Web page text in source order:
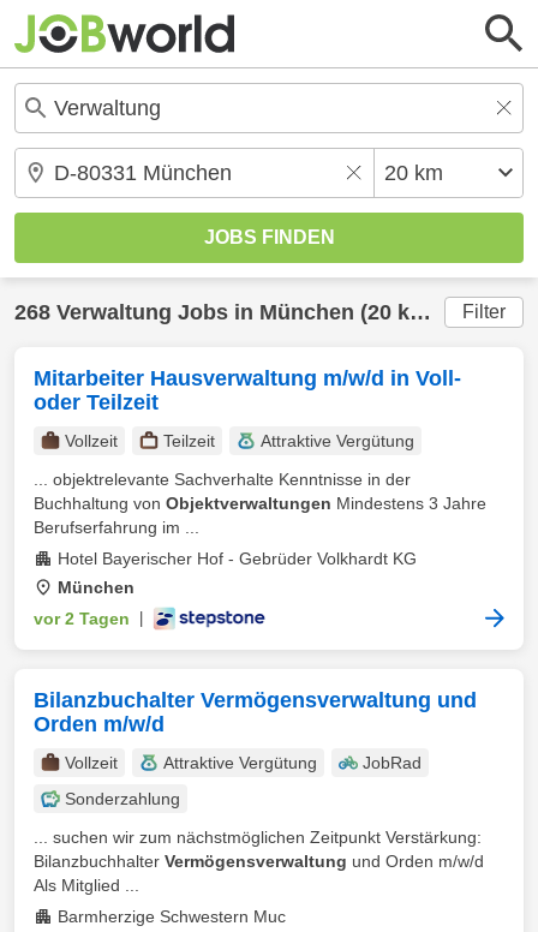
268 Verwaltung Jobs in München (20 km) gefunden Filter
Mitarbeiter Hausverwaltung m/w/d in Voll-
oder Teilzeit
Vollzeit Teilzeit
Attraktive Vergütung
... objektrelevante Sachverhalte Kenntnisse in der
Buchhaltung von Objektverwaltungen Mindestens 3 Jahre
Berufserfahrung im ...
Hotel Bayerischer Hof - Gebrüder Volkhardt KG
München
vor 2 Tagen
Bilanzbuchalter Vermögensverwaltung und
Orden m/w/d
Vollzeit Attraktive Vergütung
JobRad
Sonderzahlung
... suchen wir zum nächstmöglichen Zeitpunkt Verstärkung:
Bilanzbuchhalter Vermögensverwaltung und Orden m/w/d
Als Mitglied ...
Barmherzige Schwestern Muc